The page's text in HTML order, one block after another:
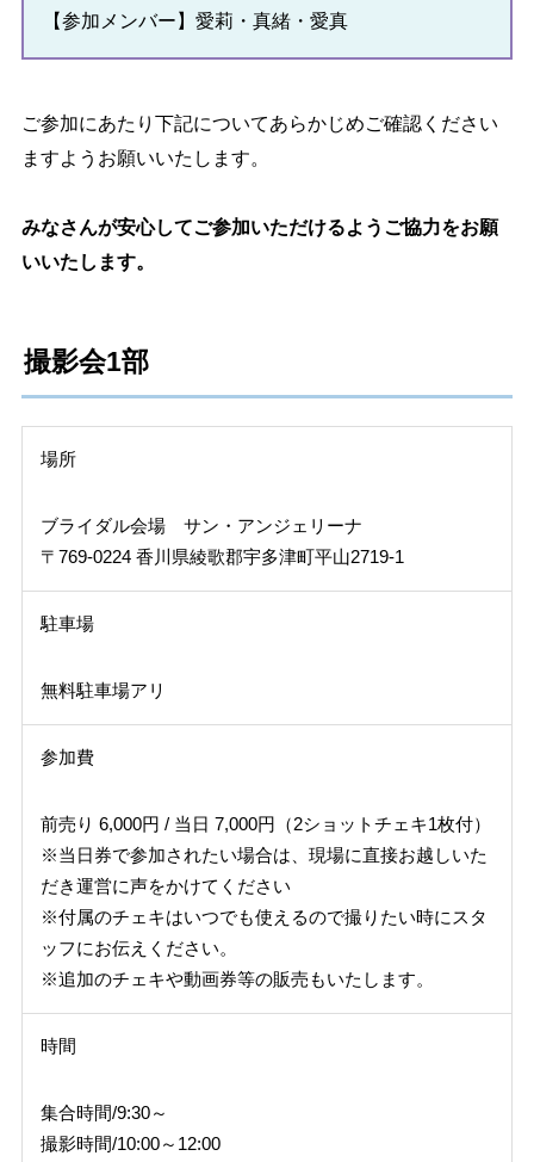
【参加メンバー】愛莉・真緒・愛真
ご参加にあたり下記についてあらかじめご確認ください
ますようお願いいたします。
みなさんが安心してご参加いただけるようご協力をお願
いいたします。
撮影会1部
場所
ブライダル会場 サン・アンジェリーナ
〒769-0224 香川県綾歌郡宇多津町平山2719-1
駐車場
無料駐車場アリ
参加費
前売り 6,000円 / 当日 7,000円（2ショットチェキ1枚付）
※当日券で参加されたい場合は、現場に直接お越しいた
だき運営に声をかけてください
※付属のチェキはいつでも使えるので撮りたい時にスタ
ッフにお伝えください。
※追加のチェキや動画券等の販売もいたします。
時間
集合時間/9:30～
撮影時間/10:00～12:00